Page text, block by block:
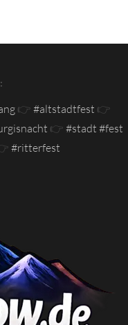
👉 #altstadtfest 👉
👉 #stadt #fest
#ritterfest